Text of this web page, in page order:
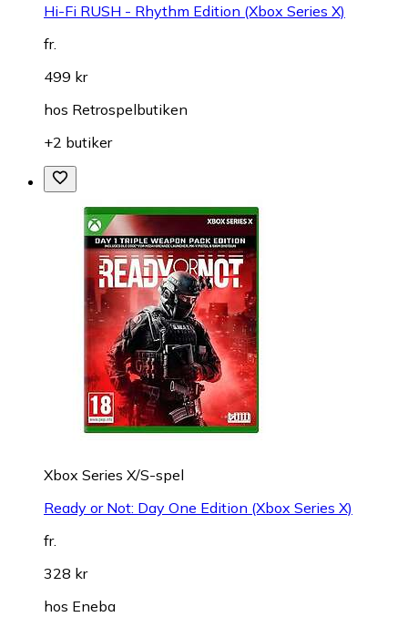
Hi-Fi RUSH - Rhythm Edition (Xbox Series X)
fr.
499 kr
hos Retrospelbutiken
+2 butiker
Xbox Series X/S-spel
Ready or Not: Day One Edition (Xbox Series X)
fr.
328 kr
hos Eneba